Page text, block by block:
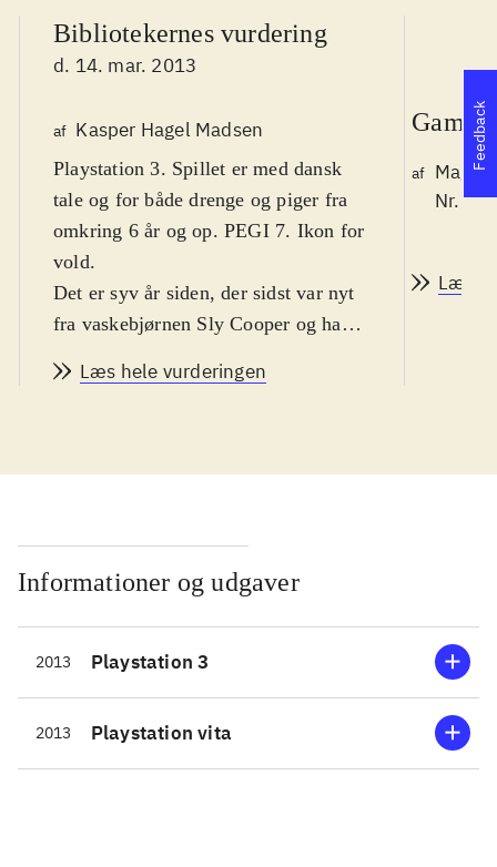
Bibliotekernes vurdering
d. 14. mar. 2013
af Kasper Hagel Madsen
Playstation 3. Spillet er med dansk
tale og for både drenge og piger fra
omkring 6 år og op. PEGI 7. Ikon for
vold.
Det er syv år siden, der sidst var nyt
fra vaskebjørnen Sly Cooper og hans
ændringer i platformspillets
fungerer som tutorial, så man lærer
er det første gang man stifter
bekendtskab med Sly og hans venner,
indledes spillet med en opsummering
af historien i de forrige spil.
Sværhedsgraden er moderat, så de
fleste kan være med. Skildpadden
Bentley har opfundet en tidsmaskine
Læs hele vurderingen
Game
af
Nr.
Læs
Informationer og udgaver
2013 Playstation 3
2013 Playstation vita
Feedback